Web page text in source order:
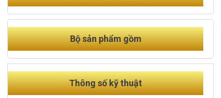
Bộ sản phẩm gồm
Thông số kỹ thuật